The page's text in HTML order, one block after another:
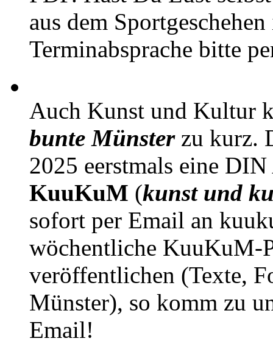
aus dem
Terminabsprache bitte
Auch Kunst und Kultur
bunte Münsterzu kurz.
2025 eerstmals eine
KuuKuM (kunst und
sofort per Email an
wöchentliche KuuKuM-
veröffentlichen (Texte,
Münster), so komm zu
Email!